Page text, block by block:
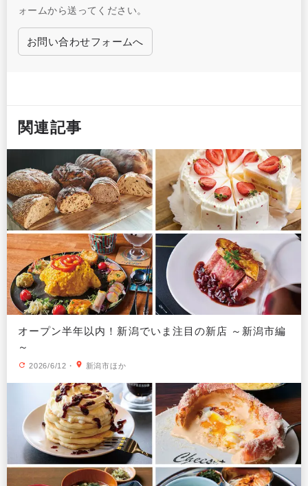
ォームから送ってください。
お問い合わせフォームへ
関連記事
オープン半年以内！新潟でいま注目の新店 ～新潟市編
～
2026/6/12 ・ 新潟市ほか